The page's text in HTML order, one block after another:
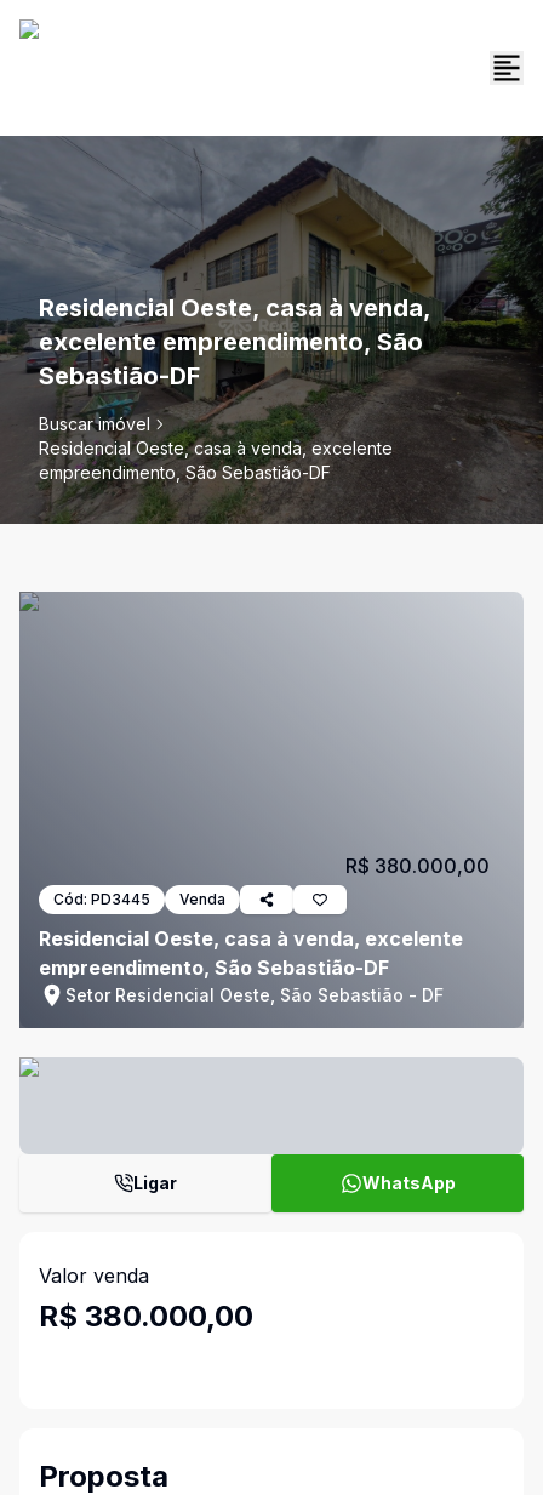
Residencial Oeste, casa à venda,
excelente empreendimento, São
Sebastião-DF
Buscar imóvel
Residencial Oeste, casa à venda, excelente
empreendimento, São Sebastião-DF
Cód: PD3445 Venda
Residencial Oeste, casa à venda, excelente
empreendimento, São Sebastião-DF
Setor Residencial Oeste, São Sebastião - DF
R$ 380.000,00
Ligar WhatsApp
Valor venda
R$ 380.000,00
Proposta